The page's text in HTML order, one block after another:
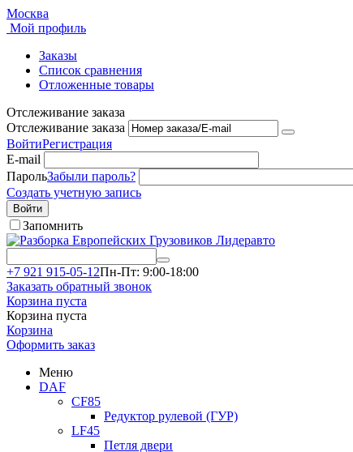
Москва
Мой профиль
Заказы
Список сравнения
Отложенные товары
Отслеживание заказа
Отслеживание заказа
ВойтиРегистрация
E-mail
ПарольЗабыли пароль?
Создать учетную запись
Войти
Запомнить
+7 921 915-05-12Пн-Пт: 9:00-18:00
Заказать обратный звонок
Корзина пуста
Корзина пуста
Корзина
Оформить заказ
Меню
DAF
CF85
Редуктор рулевой (ГУР)
LF45
Петля двери